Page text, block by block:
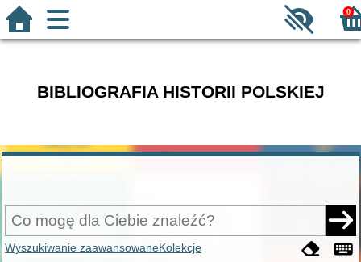
0
BIBLIOGRAFIA HISTORII POLSKIEJ
Wyszukiwanie zaawansowaneKolekcje